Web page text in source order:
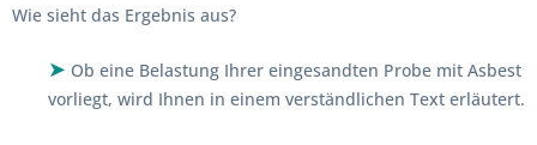
Wie sieht das Ergebnis aus?
➤ Ob eine Belastung Ihrer eingesandten Probe mit Asbest
vorliegt, wird Ihnen in einem verständlichen Text erläutert.